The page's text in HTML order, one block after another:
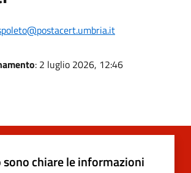
: 2 luglio 2026, 12:46
sono chiare le informazioni